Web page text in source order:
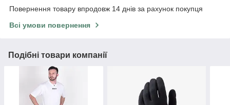
Повернення товару впродовж 14 днів за рахунок покупця
Всі умови повернення
Подібні товари компанії